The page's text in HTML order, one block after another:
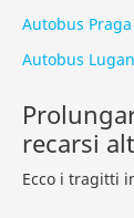
Autobus
Autobus
recarsi
Ecco i tragitti